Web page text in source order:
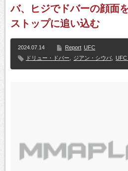
バ、ヒジでドバーの顔面
ストップに追い込む
2024.07.14 Report UFC
ドリュー・ドバー
ジアン・シウバ UFC